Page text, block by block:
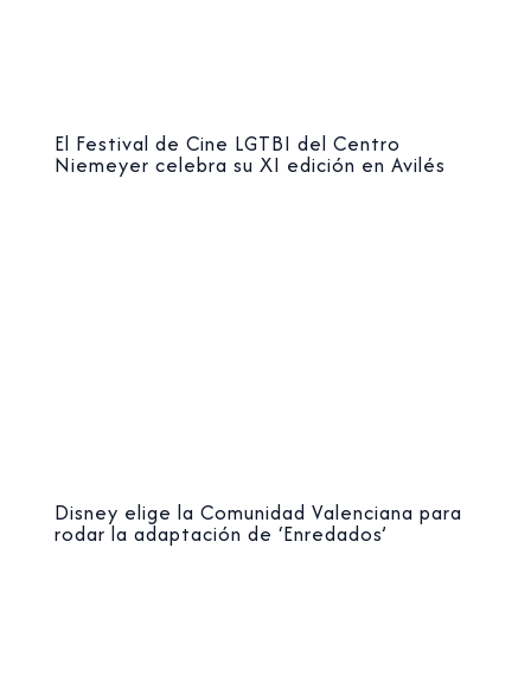
El Festival de Cine LGTBI del Centro
Niemeyer celebra su XI edición en Avilés
Disney elige la Comunidad Valenciana para
rodar la adaptación de ‘Enredados’